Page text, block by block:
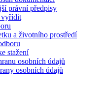
právní předpisy
vyřídit
a životního prostředí
stažení
osobních údajů
osobních údajů